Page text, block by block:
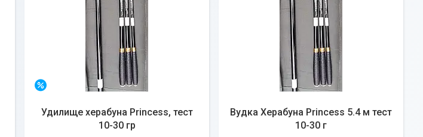
Удилище херабуна Princess, тест
10-30 гр
Вудка Херабуна Princess 5.4 м тест
10-30 г